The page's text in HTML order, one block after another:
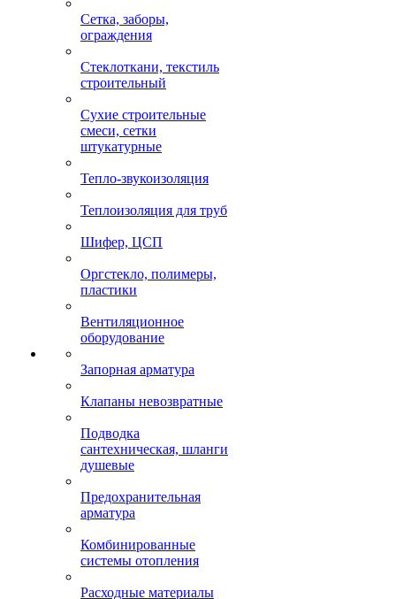
Сетка, заборы,
ограждения
Стеклоткани, текстиль
строительный
Сухие строительные
смеси, сетки
штукатурные
Тепло-звукоизоляция
Теплоизоляция для труб
Шифер, ЦСП
Оргстекло, полимеры,
пластики
Вентиляционное
оборудование
Запорная арматура
Клапаны невозвратные
Подводка
сантехническая, шланги
душевые
Предохранительная
арматура
Комбинированные
системы отопления
Расходные материалы